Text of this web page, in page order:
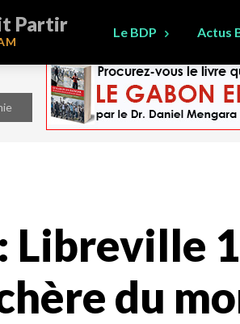
Partir Le BDP Actus
Libreville
du